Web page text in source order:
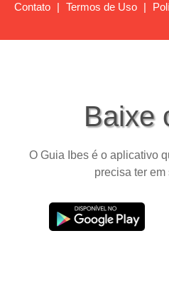
Contato | Termos de Uso |
Baixe
O Guia Ibes é o aplicativo
precisa ter